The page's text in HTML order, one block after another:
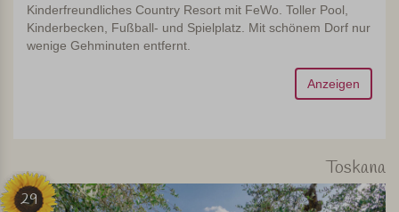
Kinderfreundliches Country Resort mit FeWo. Toller Pool,
Kinderbecken, Fußball- und Spielplatz. Mit schönem Dorf nur
wenige Gehminuten entfernt.
Anzeigen
Toskana
29